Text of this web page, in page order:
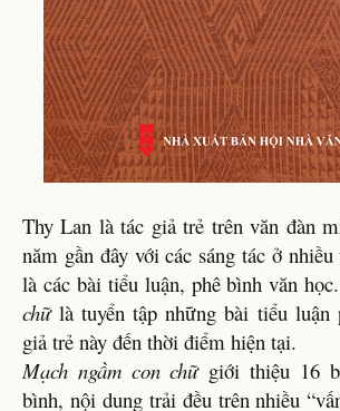
Thy Lan là tác giả trẻ trên văn đàn
năm gần đây với các sáng tác ở
là các bài tiểu luận, phê bình văn
chữlà tuyển tập những bài tiểu luận
giả trẻ này đến thời điểm hiện tại.
Mạch ngầm con chữgiới thiệu 16
bình, nội dung trải đều trên nhiều